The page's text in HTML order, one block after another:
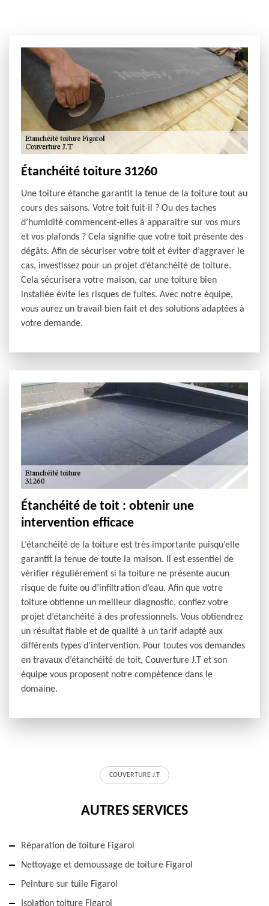
Étanchéité toiture 31260
Une toiture étanche garantit la tenue de la toiture tout au
cours des saisons. Votre toit fuit-il ? Ou des taches
d’humidité commencent-elles à apparaitre sur vos murs
et vos plafonds ? Cela signifie que votre toit présente des
dégâts. Afin de sécuriser votre toit et éviter d’aggraver le
cas, investissez pour un projet d’étanchéité de toiture.
Cela sécurisera votre maison, car une toiture bien
installée évite les risques de fuites. Avec notre équipe,
vous aurez un travail bien fait et des solutions adaptées à
votre demande.
Étanchéité de toit : obtenir une
intervention efficace
L’étanchéité de la toiture est très importante puisqu’elle
garantit la tenue de toute la maison. Il est essentiel de
vérifier régulièrement si la toiture ne présente aucun
risque de fuite ou d’infiltration d’eau. Afin que votre
toiture obtienne un meilleur diagnostic, confiez votre
projet d’étanchéité à des professionnels. Vous obtiendrez
un résultat fiable et de qualité à un tarif adapté aux
différents types d’intervention. Pour toutes vos demandes
en travaux d’étanchéité de toit, Couverture J.T et son
équipe vous proposent notre compétence dans le
domaine.
COUVERTURE J.T
AUTRES SERVICES
Réparation de toiture Figarol
Nettoyage et demoussage de toiture Figarol
Peinture sur tuile Figarol
Isolation toiture Figarol